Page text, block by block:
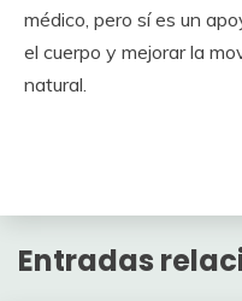
médico, pero sí es un
el cuerpo y mejorar la
natural.
Entradas